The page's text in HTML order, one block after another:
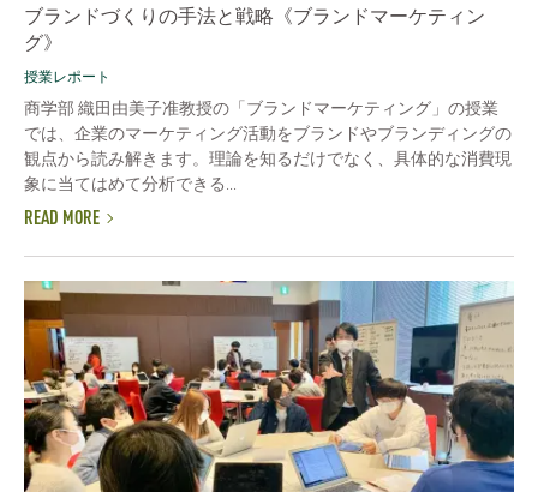
ブランドづくりの手法と戦略《ブランドマーケティン
グ》
授業レポート
商学部 織田由美子准教授の「ブランドマーケティング」の授業
では、企業のマーケティング活動をブランドやブランディングの
観点から読み解きます。理論を知るだけでなく、具体的な消費現
象に当てはめて分析できる...
READ MORE